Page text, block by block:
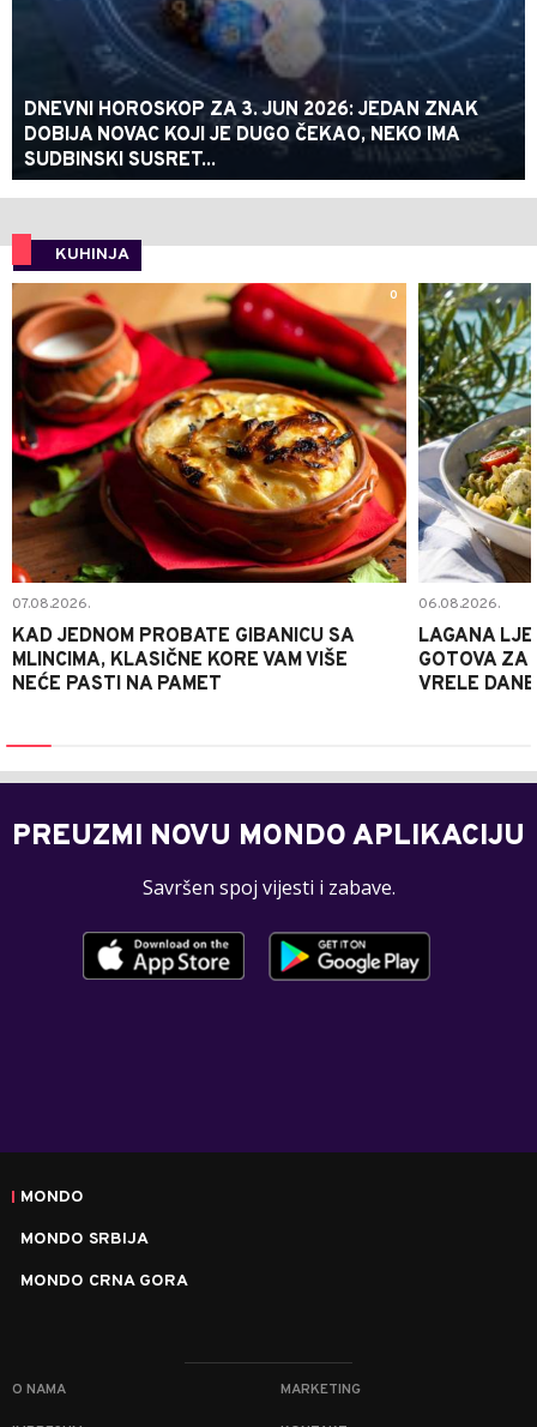
DNEVNI HOROSKOP ZA 3. JUN 2026: JEDAN ZNAK
DOBIJA NOVAC KOJI JE DUGO ČEKAO, NEKO IMA
SUDBINSKI SUSRET...
KUHINJA
0
07.08.2026.
KAD JEDNOM PROBATE GIBANICU SA
MLINCIMA, KLASIČNE KORE VAM VIŠE
NEĆE PASTI NA PAMET
06.08.2026.
LAGANA
GOTOVA ZA
VRELE DANE
PREUZMI NOVU MONDO APLIKACIJU
Savršen spoj vijesti i zabave.
MONDO
MONDO SRBIJA
MONDO CRNA GORA
O NAMA MARKETING